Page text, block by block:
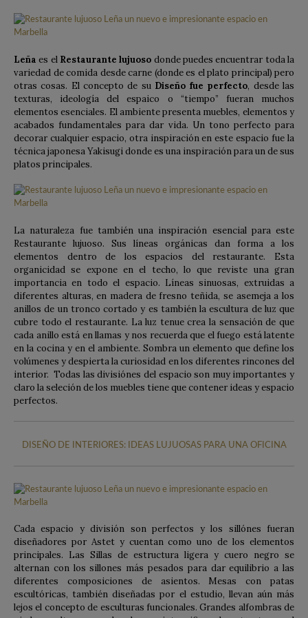
Leña es el Restaurante lujuoso donde puedes encuentrar toda la
variedad de comida desde carne (donde es el plato principal) pero
otras cosas. El concepto de su Diseño fue perfecto, desde las
texturas, ideología del espaico o “tiempo” fueran muchos
elementos esenciales. El ambiente presenta muebles, elementos y
acabados fundamentales para dar vida. Un tono perfecto para
decorar cualquier espacio, otra inspiración en este espacio fue la
técnica japonesa Yakisugi donde es una inspiración para un de sus
platos principales.
La naturaleza fue también una inspiración esencial para este
Restaurante lujuoso. Sus líneas orgánicas dan forma a los
elementos dentro de los espacios del restaurante. Esta
organicidad se expone en el techo, lo que reviste una gran
importancia en todo el espacio. Líneas sinuosas, extruidas a
diferentes alturas, en madera de fresno teñida, se asemeja a los
anillos de un tronco cortado y es también la escultura de luz que
cubre todo el restaurante. La luz tenue crea la sensación de que
cada anillo está en llamas y nos recuerda que el fuego está latente
en la cocina y en el ambiente. Sombra un elemento que define los
volúmenes y despierta la curiosidad en los diferentes rincones del
interior. Todas las divisiónes del espacio son muy importantes y
claro la seleción de los muebles tiene que contener ideas y espacio
perfectos.
DISEÑO DE INTERIORES: IDEAS LUJUOSAS PARA UNA OFICINA
Cada espacio y división son perfectos y los sillónes fueran
diseñadores por Astet y cuentan como uno de los elementos
principales. Las Sillas de estructura ligera y cuero negro se
alternan con los sillones más pesados para dar equilibrio a las
diferentes composiciones de asientos. Mesas con patas
escultóricas, también diseñadas por el estudio, llevan aún más
lejos el concepto de esculturas funcionales. Grandes alfombras de